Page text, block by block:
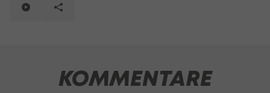
KOMMENTARE